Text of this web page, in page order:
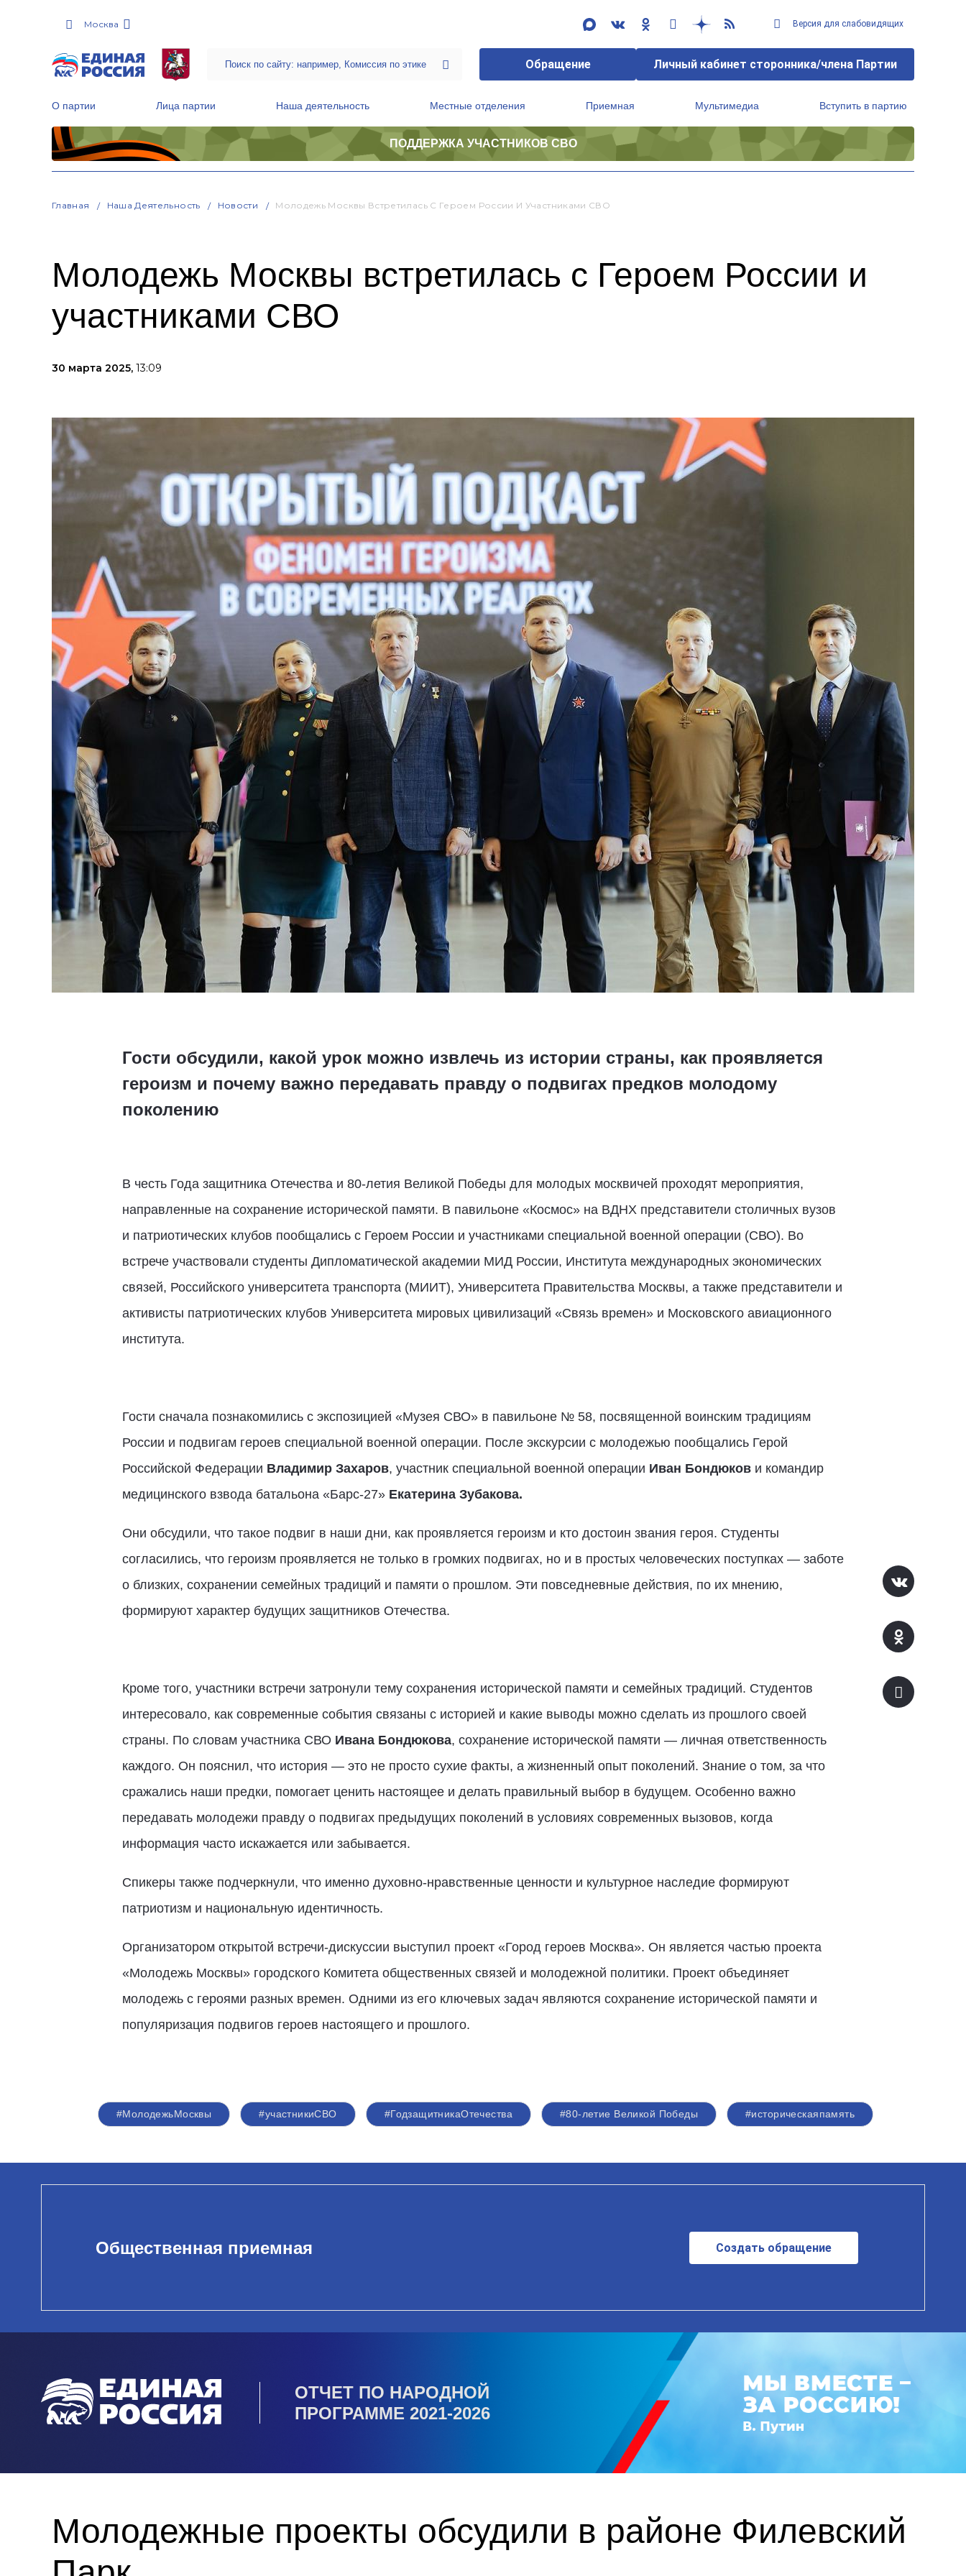
Москва Версия для слабовидящих
Обращение Личный кабинет сторонника/члена Партии
О партии Лица партии Наша деятельность Местные отделения Приемная Мультимедиа Вступить в партию
ПОДДЕРЖКА УЧАСТНИКОВ СВО
Главная Наша Деятельность Новости Молодежь Москвы Встретилась С Героем России И Участниками СВО
Молодежь Москвы встретилась с Героем России и
участниками СВО
30 марта 2025, 13:09
Гости обсудили, какой урок можно извлечь из истории страны, как проявляется
героизм и почему важно передавать правду о подвигах предков молодому
поколению
В честь Года защитника Отечества и 80-летия Великой Победы для молодых москвичей проходят мероприятия,
направленные на сохранение исторической памяти. В павильоне «Космос» на ВДНХ представители столичных вузов
и патриотических клубов пообщались с Героем России и участниками специальной военной операции (СВО). Во
встрече участвовали студенты Дипломатической академии МИД России, Института международных экономических
связей, Российского университета транспорта (МИИТ), Университета Правительства Москвы, а также представители и
активисты патриотических клубов Университета мировых цивилизаций «Связь времен» и Московского авиационного
института.
Гости сначала познакомились с экспозицией «Музея СВО» в павильоне № 58, посвященной воинским традициям
России и подвигам героев специальной военной операции. После экскурсии с молодежью пообщались Герой
Российской Федерации Владимир Захаров, участник специальной военной операции Иван Бондюкови командир
медицинского взвода батальона «Барс-27» Екатерина Зубакова.
Они обсудили, что такое подвиг в наши дни, как проявляется героизм и кто достоин звания героя. Студенты
согласились, что героизм проявляется не только в громких подвигах, но и в простых человеческих поступках — заботе
о близких, сохранении семейных традиций и памяти о прошлом. Эти повседневные действия, по их мнению,
формируют характер будущих защитников Отечества.
Кроме того, участники встречи затронули тему сохранения исторической памяти и семейных традиций. Студентов
интересовало, как современные события связаны с историей и какие выводы можно сделать из прошлого своей
страны. По словам участника СВО Ивана Бондюкова, сохранение исторической памяти — личная ответственность
каждого. Он пояснил, что история — это не просто сухие факты, а жизненный опыт поколений. Знание о том, за что
сражались наши предки, помогает ценить настоящее и делать правильный выбор в будущем. Особенно важно
передавать молодежи правду о подвигах предыдущих поколений в условиях современных вызовов, когда
информация часто искажается или забывается.
Спикеры также подчеркнули, что именно духовно-нравственные ценности и культурное наследие формируют
патриотизм и национальную идентичность.
Организатором открытой встречи-дискуссии выступил проект «Город героев Москва». Он является частью проекта
«Молодежь Москвы» городского Комитета общественных связей и молодежной политики. Проект объединяет
молодежь с героями разных времен. Одними из его ключевых задач являются сохранение исторической памяти и
популяризация подвигов героев настоящего и прошлого.
#МолодежьМосквы #участникиСВО #ГодзащитникаОтечества #80-летие Великой Победы #историческаяпамять
Общественная приемная Создать обращение
ОТЧЕТ ПО НАРОДНОЙ
ПРОГРАММЕ 2021-2026
Молодежные проекты обсудили в районе Филевский